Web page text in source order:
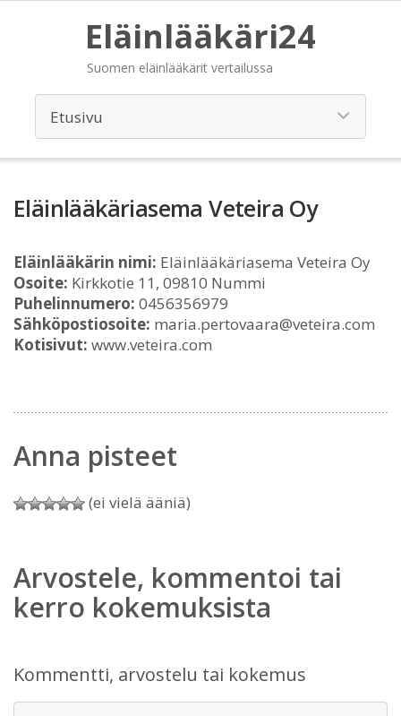
Eläinlääkäri24
Suomen eläinlääkärit vertailussa
Eläinlääkäriasema Veteira Oy
Eläinlääkärin nimi: Eläinlääkäriasema Veteira Oy
Osoite: Kirkkotie 11, 09810 Nummi
Puhelinnumero: 0456356979
Sähköpostiosoite: maria.pertovaara@veteira.com
Kotisivut: www.veteira.com
Anna pisteet
(ei vielä ääniä)
Arvostele, kommentoi tai
kerro kokemuksista
Kommentti, arvostelu tai kokemus